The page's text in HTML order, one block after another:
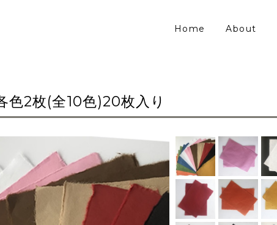
Home About
色2枚(全10色)20枚入り